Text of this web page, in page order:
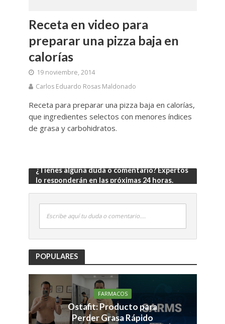
Receta en video para
preparar una pizza baja en
calorías
19 noviembre, 2014
Carlos Eduardo Rosas Maldonado
Receta para preparar una pizza baja en calorías,
que ingredientes selectos con menores índices
de grasa y carbohidratos.
¿Tienes alguna duda o comentario? Expertos
lo responderán en las próximas 24 horas.
Escribe aquí tu duda o comentario....
POPULARES
FARMACOS
Ostafit: Producto para
Perder Grasa Rápido